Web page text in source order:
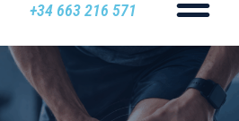
+34 663 216 571